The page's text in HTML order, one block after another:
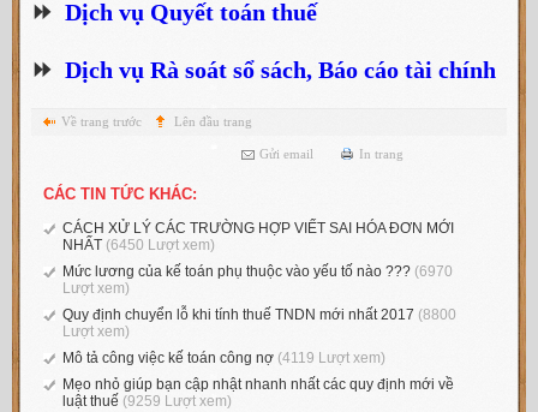
⏩ Dịch vụ Quyết toán thuế
⏩ Dịch vụ Rà soát sổ sách, Báo cáo tài chính
Về trang trước Lên đầu trang
Gửi email In trang
CÁC TIN TỨC KHÁC:
CÁCH XỬ LÝ CÁC TRƯỜNG HỢP VIẾT SAI HÓA ĐƠN MỚI
NHẤT (6450 Lượt xem)
Mức lương của kế toán phụ thuộc vào yếu tố nào ??? (6970
Lượt xem)
Quy định chuyển lỗ khi tính thuế TNDN mới nhất 2017 (8800
Lượt xem)
Mô tả công việc kế toán công nợ (4119 Lượt xem)
Mẹo nhỏ giúp bạn cập nhật nhanh nhất các quy định mới về
luật thuế (9259 Lượt xem)